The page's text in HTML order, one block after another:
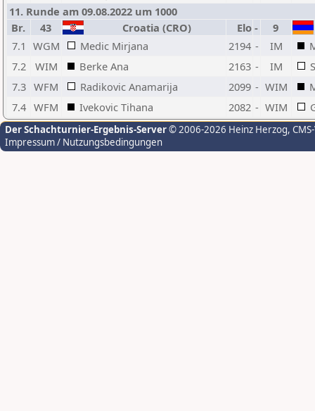
11. Runde am 09.08.2022 um 1000
Br.
43 Croatia (CRO) Elo -
9
7.1 WGM Medic Mirjana 2194 - IM
7.2
WIM Berke Ana 2163 - IM
7.3 WFM Radikovic Anamarija 2099 - WIM
7.4 WFM Ivekovic Tihana 2082 - WIM
Der Schachturnier-Ergebnis-Server© 2006-2026 Heinz Herzog,
Impressum / Nutzungsbedingungen